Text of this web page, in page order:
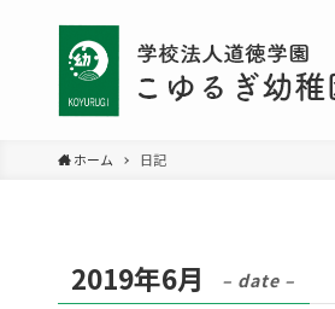
ホーム 日記
2019年6月 – date –